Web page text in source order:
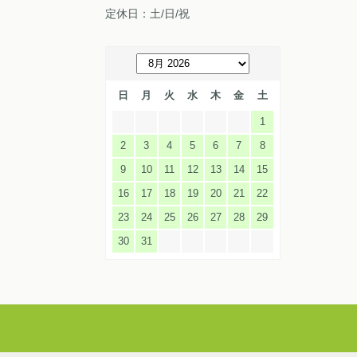
定休日：土/日/祝
日 月 火 水 木 金 土
1
2
3 4 5 6 7
8
9
10 11 12 13 14
15
16
17 18 19 20 21
22
23
24 25 26 27 28
29
30
31